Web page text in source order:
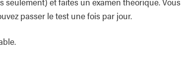
passer le test une fois par jour.